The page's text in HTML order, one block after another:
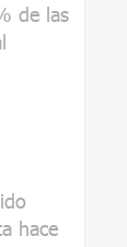
de las
hace